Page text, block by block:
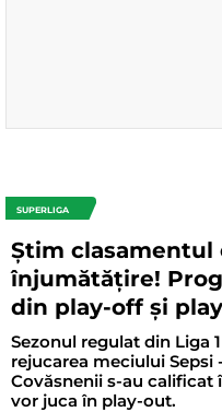
SUPERLIGA
Știm clasamentul
înjumătățire!
din play-off și
Sezonul regulat din Liga
rejucarea meciului Sepsi
Covăsnenii s-au
vor juca în play-out.